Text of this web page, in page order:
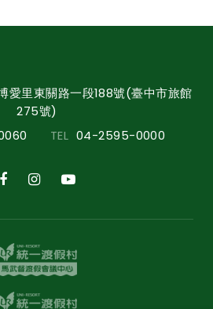
愛里東關路一段188號(臺中市旅館
275號)
TEL 04-2595-0000